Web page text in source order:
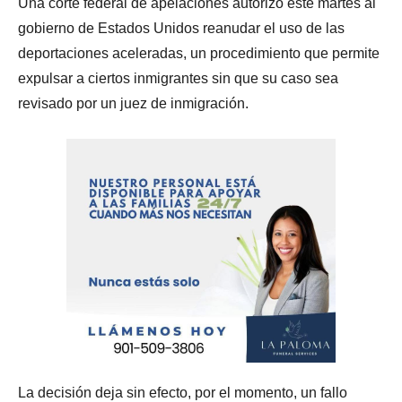
Una corte federal de apelaciones autorizó este martes al
gobierno de Estados Unidos reanudar el uso de las
deportaciones aceleradas, un procedimiento que permite
expulsar a ciertos inmigrantes sin que su caso sea
revisado por un juez de inmigración.
La decisión deja sin efecto, por el momento, un fallo